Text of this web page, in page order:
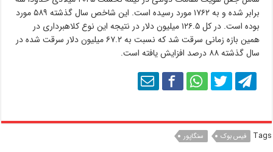
برابر شده و به ۱۷۶۲ مورد رسیده است. این شاخص سال گذشته ۵۸۹ مورد
بوده است. در کل ۱۲۶.۵ میلیون دلار در نتیجه این نوع کلاهبرداری در
همین بازه زمانی سرقت شد که نسبت به ۶۷.۲ میلیون دلار سرقت شده در
سال گذشته ۸۸ درصد افزایش یافته است.
Tags فیس بوک سنگاپور